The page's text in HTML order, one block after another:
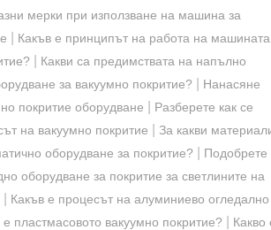
мерки при използване на машина за
Какъв е принципът на работа на машината
Какви са предимствата на напълно
за вакуумно покритие?
Нанасяне
покритие оборудване
Разберете как се
на вакуумно покритие
За какви
оборудване за покритие?
Подобрете
оборудване за покритие за светлините на
Какъв е процесът на алуминиево огледално
е пластмасовото вакуумно покритие?
Какво